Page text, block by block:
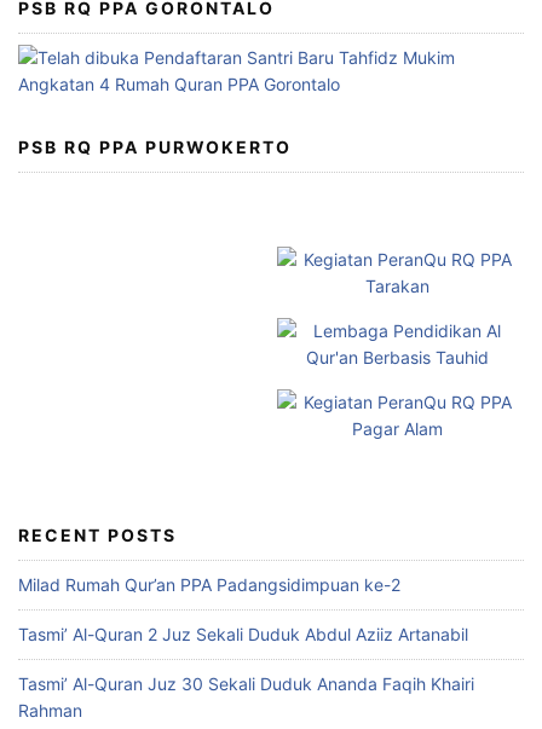
PSB RQ PPA GORONTALO
PSB RQ PPA PURWOKERTO
RECENT POSTS
Milad Rumah Qur’an PPA Padangsidimpuan ke-2
Tasmi’ Al-Quran 2 Juz Sekali Duduk Abdul Aziiz Artanabil
Tasmi’ Al-Quran Juz 30 Sekali Duduk Ananda Faqih Khairi
Rahman